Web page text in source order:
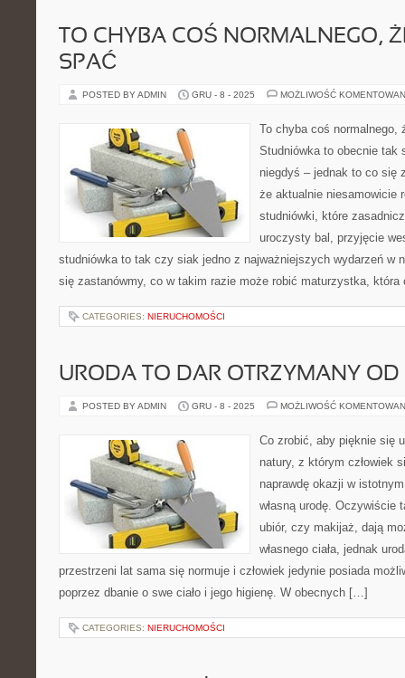
TO CHYBA COŚ NORMALNEGO,
SPAĆ
POSTED BY ADMIN GRU - 8 - 2025 MOŻLIWOŚĆ
To chyba coś normalnego,
Studniówka to obecnie tak
niegdyś – jednak to co się
że aktualnie niesamowicie
studniówki, które
uroczysty bal, przyjęcie
studniówka to tak czy siak jedno z najważniejszych wydarzeń w
się zastanówmy, co w takim razie może robić maturzystka,
CATEGORIES: NIERUCHOMOŚCI
URODA TO DAR OTRZYMANY OD
POSTED BY ADMIN GRU - 8 - 2025 MOŻLIWOŚĆ
Co zrobić, aby pięknie się
natury, z którym człowiek
naprawdę okazji w
własną urodę. Oczywiście
ubiór, czy makijaż, dają
własnego ciała, jednak
przestrzeni lat sama się normuje i człowiek jedynie posiada
poprzez dbanie o swe ciało i jego higienę. W obecnych […]
CATEGORIES: NIERUCHOMOŚCI